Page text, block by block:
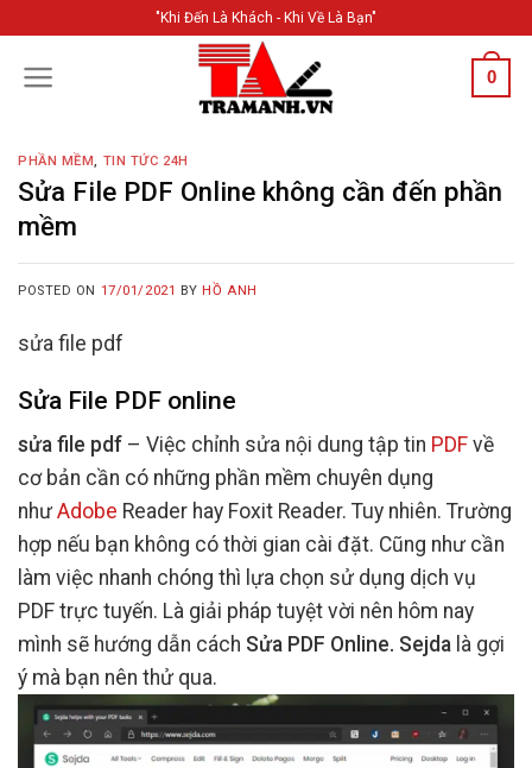
content
"Khi Đến Là Khách - Khi Về Là Bạn"
0
PHẦN MỀM, TIN TỨC 24H
Sửa File PDF Online không cần đến phần
mềm
POSTED ON 17/01/2021 BY HỒ ANH
sửa file pdf
Sửa File PDF online
sửa file pdf – Việc chỉnh sửa nội dung tập tin PDF về
cơ bản cần có những phần mềm chuyên dụng
như Adobe Reader hay Foxit Reader. Tuy nhiên. Trường
hợp nếu bạn không có thời gian cài đặt. Cũng như cần
làm việc nhanh chóng thì lựa chọn sử dụng dịch vụ
PDF trực tuyến. Là giải pháp tuyệt vời nên hôm nay
mình sẽ hướng dẫn cách Sửa PDF Online. Sejda là gợi
ý mà bạn nên thử qua.